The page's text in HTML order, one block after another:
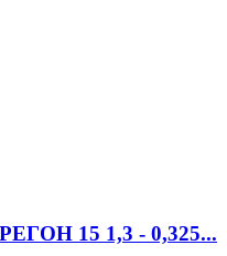
15 1,3 - 0,325...